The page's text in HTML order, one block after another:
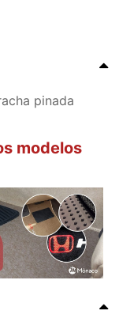
pinada
modelos